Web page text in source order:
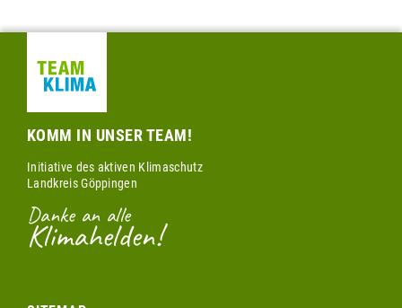
KOMM IN UNSER TEAM!
Initiative des aktiven Klimaschutz
Landkreis Göppingen
Danke an alle
Klimahelden!